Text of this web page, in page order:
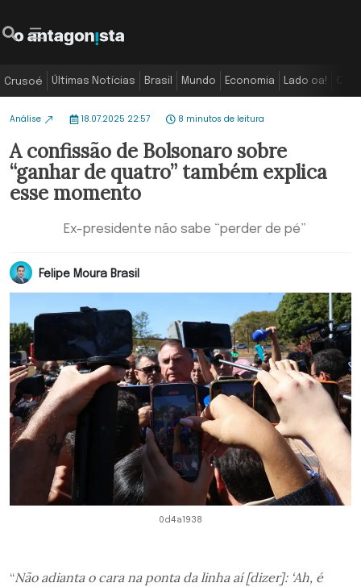
Crusoé Últimas Notícias Brasil Mundo Economia Lado oa!
Análise 18.07.2025 22:57 8 minutos de leitura
A confissão de Bolsonaro sobre
“ganhar de quatro” também explica
esse momento
Ex-presidente não sabe “perder de pé”
Felipe Moura Brasil
0d4a1938
“Não adianta o cara na ponta da linha aí [dizer]: ‘Ah, é